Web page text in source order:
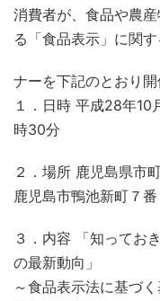
消費者が、食品や農
る「食品表示」に関す
ナーを下記のとおり
１．日時 平成28年10
時30分
２．場所 鹿児島県市
鹿児島市鴨池新町７
３．内容 「知ってお
の最新動向」
～食品表示法に基づ